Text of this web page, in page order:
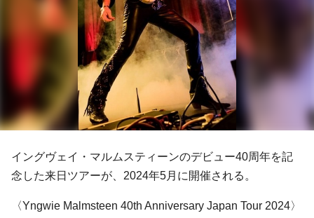
イングヴェイ・マルムスティーンのデビュー40周年を記
念した来日ツアーが、2024年5月に開催される。
〈Yngwie Malmsteen 40th Anniversary Japan Tour 2024〉